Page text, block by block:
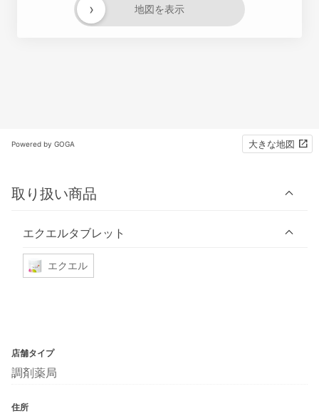
地図を表示
›
Powered by GOGA 大きな地図
取り扱い商品
エクエルタブレット
エクエル
店舗タイプ
調剤薬局
住所